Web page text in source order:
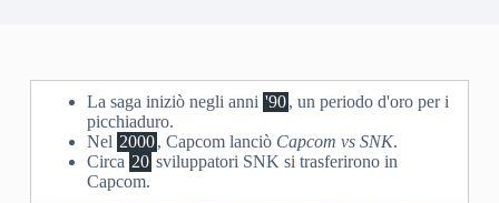
La saga iniziò negli anni '90, un periodo d'oro per i
picchiaduro.
Nel 2000, Capcom lanciò Capcom vs SNK.
Circa 20 sviluppatori SNK si trasferirono in
Capcom.